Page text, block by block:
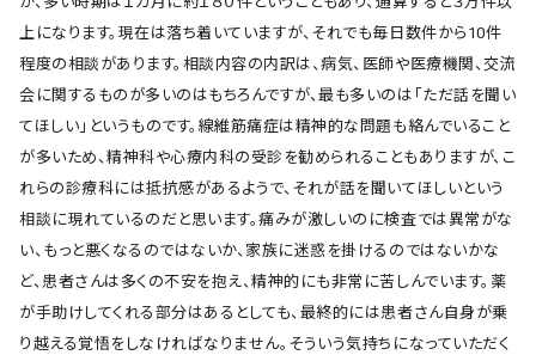
上になります。現在は落ち着いていますが、それでも毎日数件から10件
程度の相談があります。相談内容の内訳は、病気、医師や医療機関、交流
会に関するものが多いのはもちろんですが、最も多いのは「ただ話を聞い
てほしい」というものです。線維筋痛症は精神的な問題も絡んでいること
が多いため、精神科や心療内科の受診を勧められることもありますが、こ
れらの診療科には抵抗感があるようで、それが話を聞いてほしいという
相談に現れているのだと思います。痛みが激しいのに検査では異常がな
い、もっと悪くなるのではないか、家族に迷惑を掛けるのではないかな
ど、患者さんは多くの不安を抱え、精神的にも非常に苦しんでいます。薬
が手助けしてくれる部分はあるとしても、最終的には患者さん自身が乗
り越える覚悟をしなければなりません。そういう気持ちになっていただく